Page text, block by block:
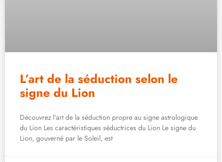
L’art de la séduction selon le
signe du Lion
Découvrez l’art de la séduction propre au signe astrologique
du Lion Les caractéristiques séductrices du Lion Le signe du
Lion, gouverné par le Soleil, est